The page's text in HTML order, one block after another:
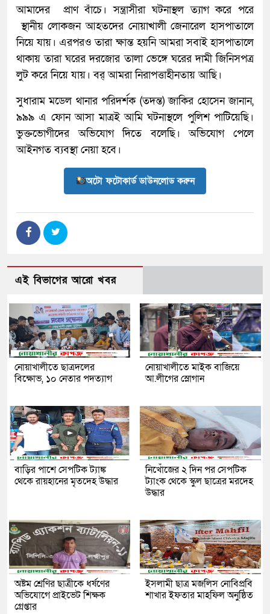
আমাদের প্রাণ বাঁচে। সন্ত্রাসীরা ঘটনাস্থল ত্যাগ করে পরে
স্থানীয় লোকজন আহতদের নোয়াখালী জেনারেল হাসপাতালে
নিয়ে যায়। এরপরও তারা ক্ষান্ত হয়নি আমরা সবাই হাসপাতালে
থাকায় তারা ঘরের দরজাের তালা ভেঙ্গে ঘরের দামী জিনিসপত্র
লুট করে নিয়ে যায়। বর্ আমরা নিরাপত্তাহীনতায় আছি।
সুধারাম মডেল থানার পরিদর্শক (তদন্ত) জাকির হোসেন জানান,
৯৯৯ এ ফোন আসা মাত্রই আমি ঘটনাস্থলে পুলিশ পাটিয়েছি।
ভুক্তভোগীদের অভিযোগ দিতে বলেছি। অভিযোগ পেলে
আইনগত ব্যবস্থা নেয়া হবে।
অটো ফটোকার্ড ডাউনলোড করুন
এই বিভাগের আরো খবর
নোয়াখালীতে ছাত্রদলের
বিক্ষোভ, ১০ নেতার পদত্যাগ
নোয়াখালীতে মাইক বাজিয়ে
আ.লীগের স্লোগান
বাড়ির পাশে সেপটিক ট্যাঙ্ক
থেকে রায়হানের মৃতদেহ উদ্ধার
নিখোঁজের ২ দিন পর সেপটিক
ট্যাংক থেকে স্কুল ছাত্রের মরদেহ
উদ্ধার
অষ্টম শ্রেণির ছাত্রীকে ধর্ষণের
অভিযোগে প্রাইভেট শিক্ষক
গ্রেপ্তার
ইসলামী ছাত্র মজলিস নোবিপ্রবি
শাখার ইফতার মাহফিল অনুষ্ঠিত